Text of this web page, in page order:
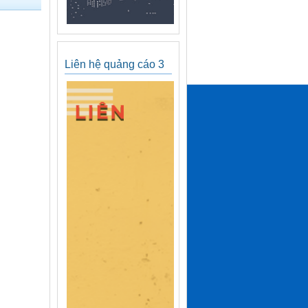
Liên hệ quảng cáo 3